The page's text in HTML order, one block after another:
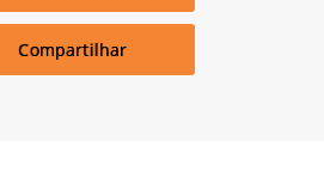
Compartilhar